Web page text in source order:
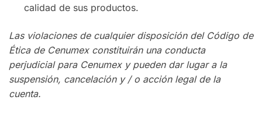
calidad de sus productos.
Las violaciones de cualquier disposición del Código de
Ética de Cenumex constituirán una conducta
perjudicial para Cenumex y pueden dar lugar a la
suspensión, cancelación y / o acción legal de la
cuenta.